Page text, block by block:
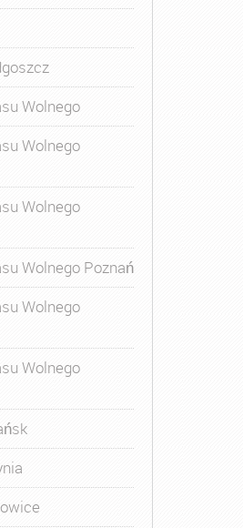
,Kurs Animatora Czasu
Wolnego
Wolnego
Wolnego
Wolnego Poznań
Wolnego
Wolnego